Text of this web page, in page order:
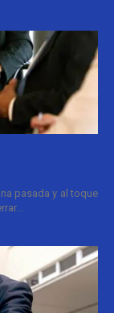
pasada y al toque